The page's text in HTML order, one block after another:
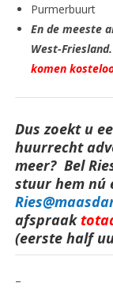
Purmerbuurt
En de meeste
West-
komen
Dus zoekt u
huurrecht
meer? Bel
stuur hem nú
afspraak
(eerste half
–